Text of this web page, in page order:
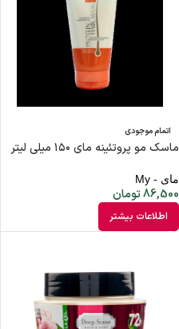
اتمام موجودی
ماسک مو پروتئینه مای ۱۵۰ میلی لیتر
مای - My
86,500تومان
اطلاعات بیشتر